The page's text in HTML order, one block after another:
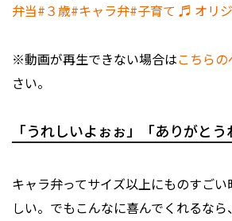
弁当#３歳#キャラ弁#子育て ♬ オリ
※動画が再生できない場合はこちら
さい。
「うれしいよぉぉ」「ありがと
キャラ弁ってサイズ以上にものすご
しい。でもこんなに喜んでくれるな